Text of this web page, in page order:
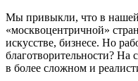
Мы привыкли, что в
«москвоцентричной»
искусстве, бизнесе. Но
благотворительности? На
в более сложном и